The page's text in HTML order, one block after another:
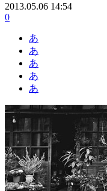
2013.05.06 14:54
0
あ
あ
あ
あ
あ